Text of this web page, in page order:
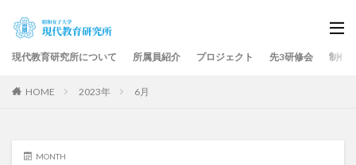
現代教育研究所について 所属員紹介 プロジェクト 先3研修会 制作
HOME 2023年 6月
MONTH